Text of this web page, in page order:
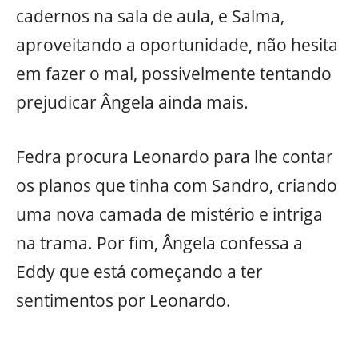
cadernos na sala de aula, e Salma,
aproveitando a oportunidade, não hesita
em fazer o mal, possivelmente tentando
prejudicar Ângela ainda mais.
Fedra procura Leonardo para lhe contar
os planos que tinha com Sandro, criando
uma nova camada de mistério e intriga
na trama. Por fim, Ângela confessa a
Eddy que está começando a ter
sentimentos por Leonardo.